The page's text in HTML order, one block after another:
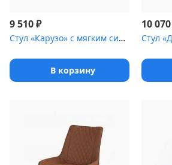
9 510₽
Стул «Карузо» с мягким сиденьем [(ножки стальные)]
В корзину
10 070